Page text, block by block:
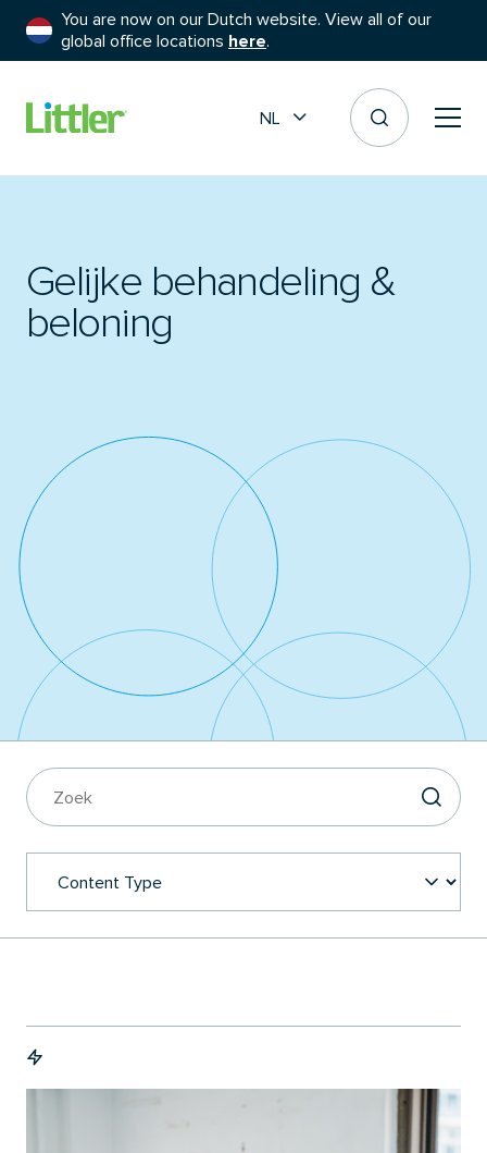
You are now on our Dutch website. View all of our
global office locations here.
NL
Gelijke behandeling &
beloning